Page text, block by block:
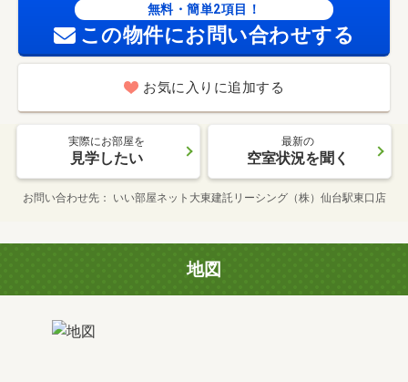
無料・簡単2項目！
この物件にお問い合わせする
お気に入りに追加する
実際にお部屋を
見学したい
最新の
空室状況を聞く
お問い合わせ先 いい部屋ネット大東建託リーシング（株）仙台駅東口店
地図